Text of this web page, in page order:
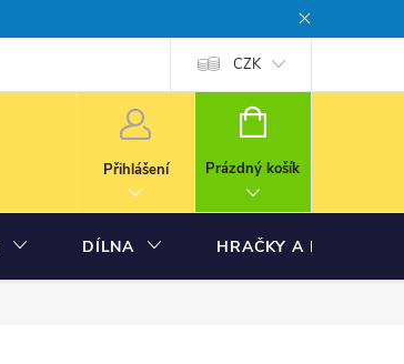
CZK
Přihlášení
NÁKUPNÍ
Prázdný košík
DÍLNA HRAČKY A MODELY